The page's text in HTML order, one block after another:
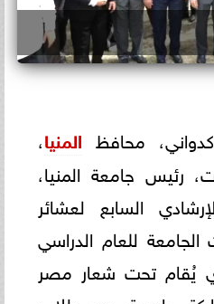
محافظ المنيا،
رئيس جامعة المنيا،
السابع لعشائر
للعام الدراسي
والذي يُقام تحت شعار مصر